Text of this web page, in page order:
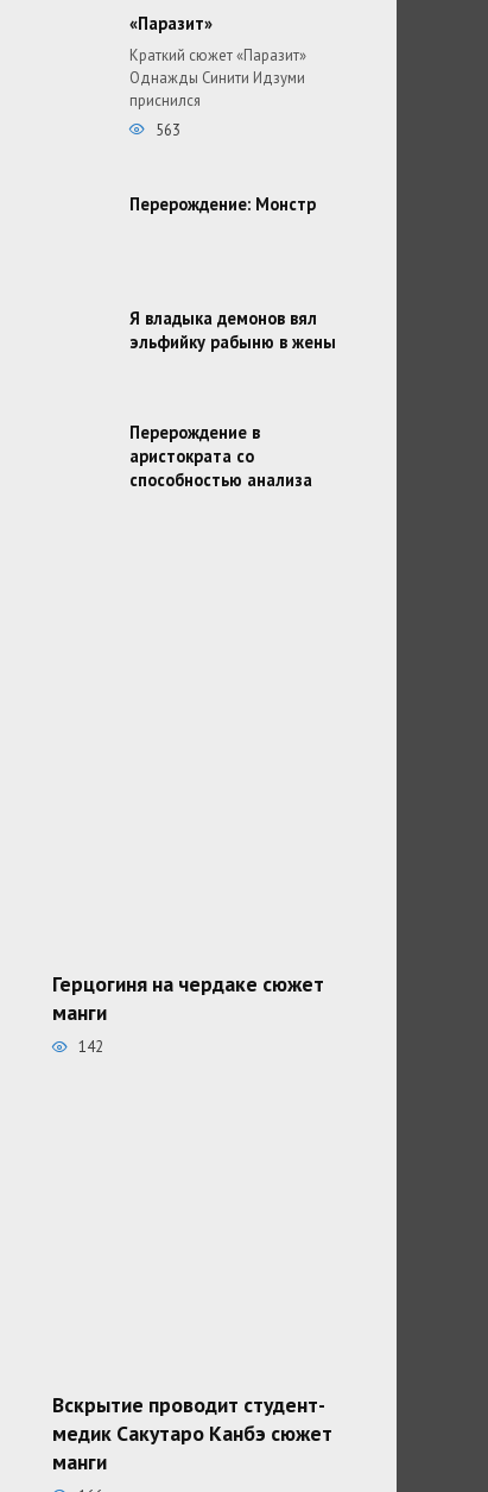
«Паразит»
Краткий сюжет «Паразит»
Однажды Синити Идзуми
приснился
563
Перерождение: Монстр
Я владыка демонов вял
эльфийку рабыню в жены
Перерождение в
аристократа со
способностью анализа
Герцогиня на чердаке сюжет
манги
142
Вскрытие проводит студент-
медик Сакутаро Канбэ сюжет
манги